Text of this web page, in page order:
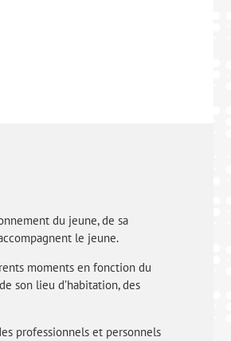
du jeune, de sa
le jeune.
moments en fonction du
son lieu d’habitation, des
professionnels et personnels